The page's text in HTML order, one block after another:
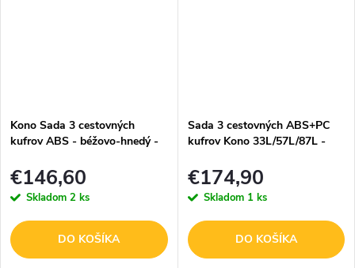
Kono Sada 3 cestovných
kufrov ABS - béžovo-hnedý -
€146,60
Skladom 2 ks
DO KOŠÍKA
Sada 3 cestovných ABS+PC
kufrov Kono 33L/57L/87L -
€174,90
Skladom 1 ks
DO KOŠÍKA